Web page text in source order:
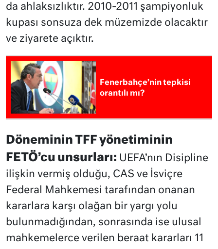
da ahlaksızlıktır. 2010-2011 şampiyonluk
kupası sonsuza dek müzemizde olacaktır
ve ziyarete açıktır.
Fenerbahçe’nin tepkisi
orantılı mı?
Döneminin TFF yönetiminin
FETÖ’cu unsurları: UEFA’nın Disipline
ilişkin vermiş olduğu, CAS ve İsviçre
Federal Mahkemesi tarafından onanan
kararlara karşı olağan bir yargı yolu
bulunmadığından, sonrasında ise ulusal
mahkemelerce verilen beraat kararları 11